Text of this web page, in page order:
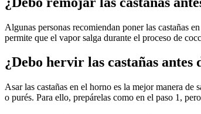
Algunas personas recomiendan poner las castañas
permite que el vapor salga durante el proceso de
¿Debo hervir las castañas antes
Asar las castañas en el horno es la mejor manera
o purés. Para ello, prepárelas como en el paso 1,